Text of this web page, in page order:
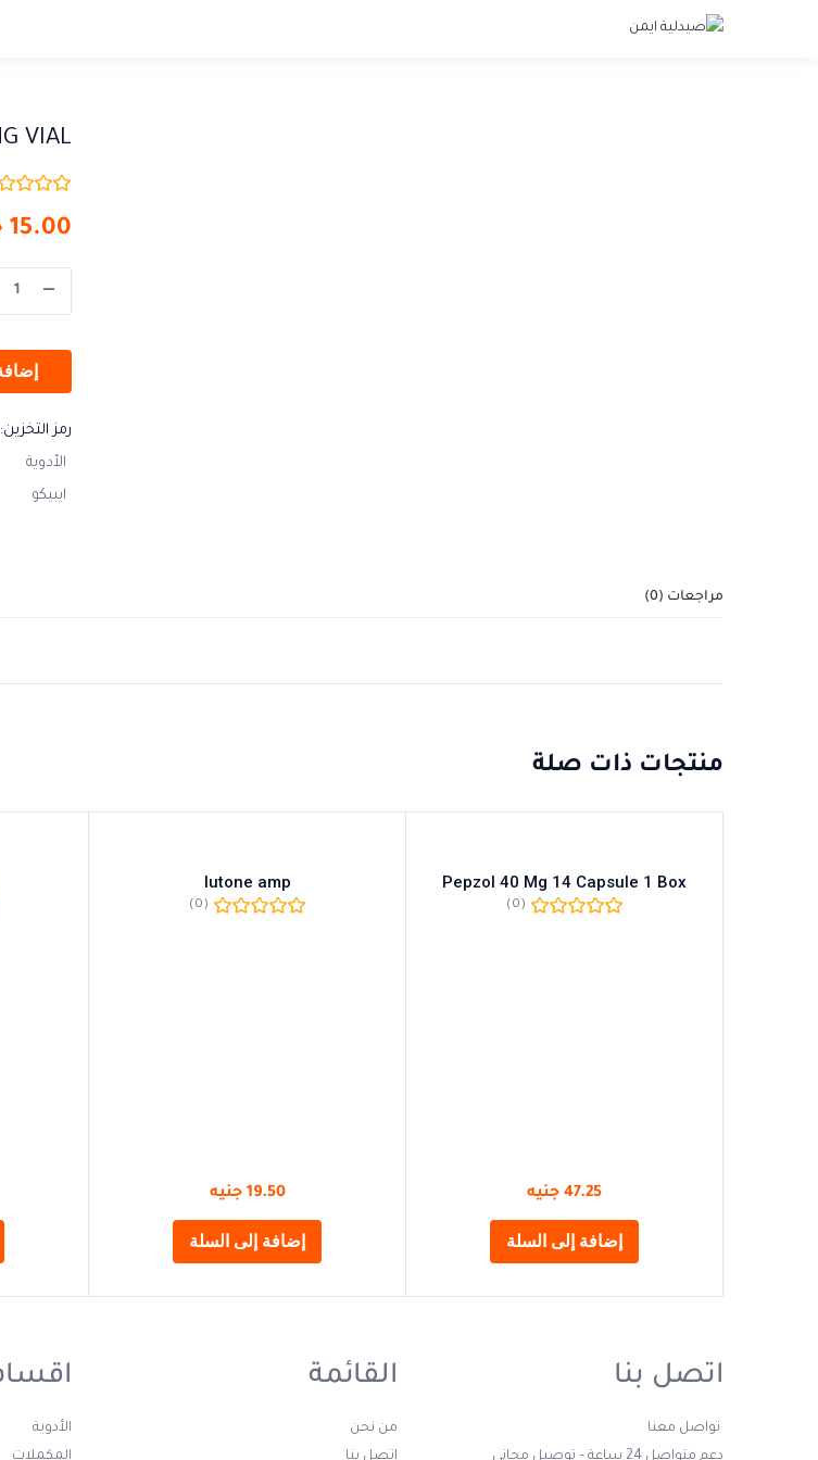
VIAL
15.00
رمز التخزين:
الأدوية
ايبيكو
مراجعات (0)
منتجات ذات صلة
Pepzol 40 Mg 14 Capsule 1 Box
(0)
47.25 جنيه
إضافة إلى السلة
lutone amp
(0)
19.50 جنيه
إضافة إلى السلة
اتصل بنا
تواصل معنا
دعم متواصل 24 ساعة – توصيل مجانى
القائمة
من نحن
اتصل بنا
الأدوية
المكملات